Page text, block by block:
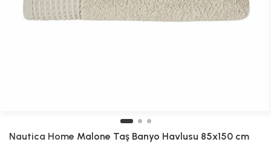
Nautica Home Malone Taş Banyo Havlusu 85x150 cm